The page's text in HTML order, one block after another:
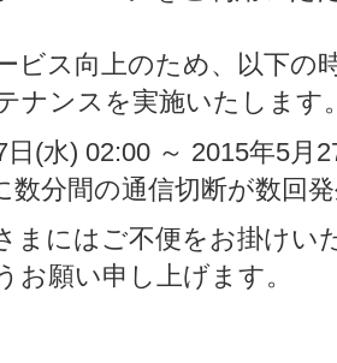
ビス向上のため、以下の
ナンスを実施いたします
日(水) 02:00 ～ 2015年5月
分間の通信切断が数回
まにはご不便をお掛けい
お願い申し上げます。